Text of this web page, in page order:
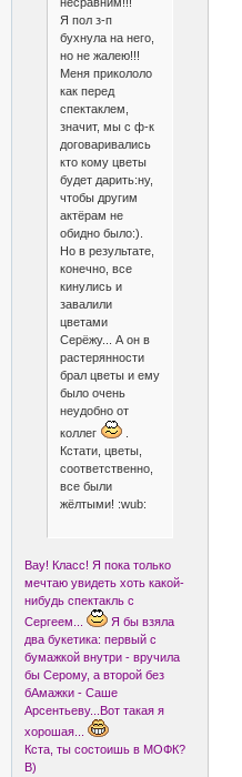
Я пол з-п
бухнула на него,
но не жалею!!!
Меня прикололо
как перед
спектаклем,
значит, мы с ф-к
договаривались
кто кому цветы
будет дарить:ну,
чтобы другим
актёрам не
обидно было:).
Но в результате,
конечно, все
кинулись и
завалили
цветами
Серёжу... А он в
растерянности
брал цветы и ему
было очень
неудобно от
коллег
.
Кстати, цветы,
соответственно,
все были
жёлтыми! :wub:
Вау! Класс! Я пока только
мечтаю увидеть хоть какой-
нибудь спектакль с
Сергеем...
Я бы взяла
два букетика: первый с
бумажкой внутри - вручила
бы Серому, а второй без
бАмажки - Саше
Арсентьеву...Вот такая я
хорошая...
Кста, ты состоишь в МОФК?
B)